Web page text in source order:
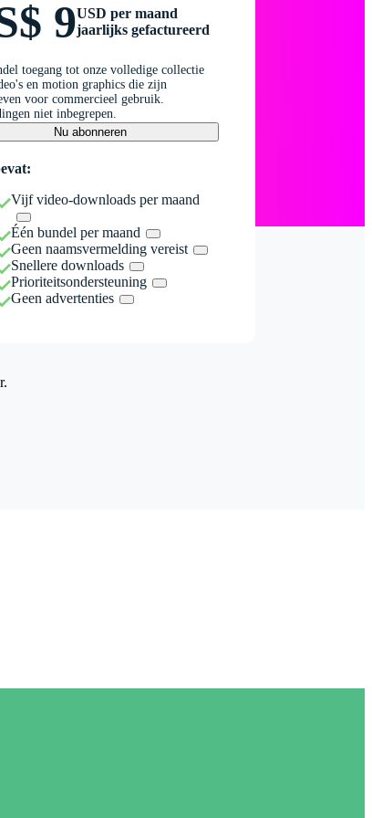
9USD per maand
jaarlijks gefactureerd
toegang tot onze volledige collectie
en motion graphics die zijn
voor commercieel gebruik.
niet inbegrepen.
Nu abonneren
Vijf video-downloads per maand
Één bundel per maand
Geen naamsvermelding vereist
Snellere downloads
Prioriteitsondersteuning
Geen advertenties